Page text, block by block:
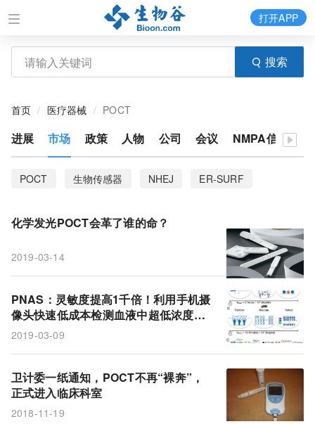
搜索
打开APP
首页 医疗器械 POCT
进展 市场 政策 人物 公司 会议 NMPA信息
POCT 生物传感器 NHEJ
ER-SURF
亚硫酸盐
梨状皮质
创伤性脑损伤
癌细胞 罂粟
森林砍伐
ELISA
IgG IgM 弓形虫
微流控
NADPH
代谢物
即时测试
杜兴氏肌肉萎缩症
抗肌萎缩蛋白
传感蛋白
化学发光POCT会革了谁的命？
2019-03-14
PNAS：灵敏度提高1千倍！利用手机摄
像头快速低成本检测血液中超低浓度的
蛋白
2019-03-09
卫计委一纸通知，POCT不再“裸奔”，
正式进入临床科室
2018-11-19